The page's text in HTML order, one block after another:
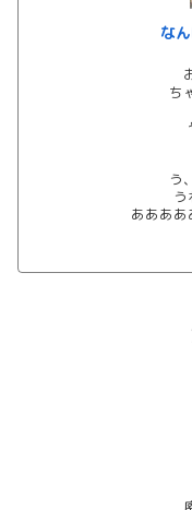
な
ち
う
あああ